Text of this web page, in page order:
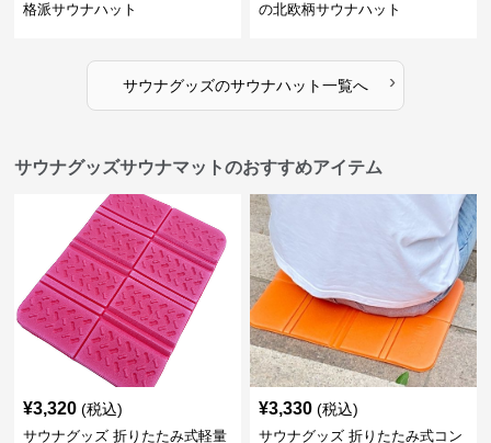
格派サウナハット
の北欧柄サウナハット
サウナグッズのサウナハット一覧へ ›
サウナグッズサウナマットのおすすめアイテム
¥3,320 (税込)
サウナグッズ 折りたたみ式軽量
¥3,330 (税込)
サウナグッズ 折りたたみ式コン